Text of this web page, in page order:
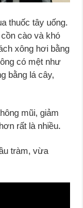
thuốc tây uống.
cào và khó
xông hơi bằng
có mệt như
bằng lá cây,
mũi, giảm
rất là nhiều.
tràm, vừa